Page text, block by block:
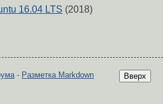
16.04 LTS (2018)
Вверх
- Разметка Markdown